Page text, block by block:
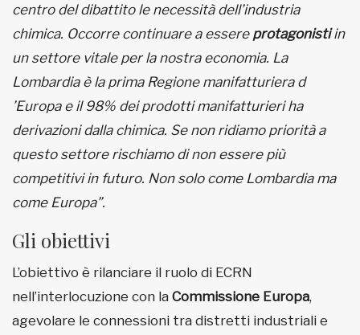
centro del dibattito le necessità dell’industria
chimica. Occorre continuare a essere protagonistiin
un settore vitale per la nostra economia. La
Lombardia è la prima Regione manifatturiera d
’Europa e il 98% dei prodotti manifatturieri ha
derivazioni dalla chimica. Se non ridiamo priorità a
questo settore rischiamo di non essere più
competitivi in futuro. Non solo come Lombardia ma
come Europa”.
Gli obiettivi
L’obiettivo è rilanciare il ruolo di ECRN
nell’interlocuzione con la Commissione Europa,
agevolare le connessioni tra distretti industriali e